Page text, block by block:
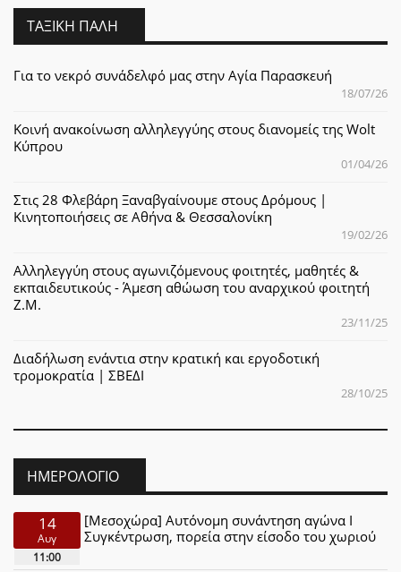
ΤΑΞΙΚΉ ΠΆΛΗ
Για το νεκρό συνάδελφό μας στην Αγία Παρασκευή
18/07/26
Κοινή ανακοίνωση αλληλεγγύης στους διανομείς της Wolt
Κύπρου
01/04/26
Στις 28 Φλεβάρη Ξαναβγαίνουμε στους Δρόμους |
Κινητοποιήσεις σε Αθήνα & Θεσσαλονίκη
19/02/26
Αλληλεγγύη στους αγωνιζόμενους φοιτητές, μαθητές &
εκπαιδευτικούς - Άμεση αθώωση του αναρχικού φοιτητή
Ζ.Μ.
23/11/25
Διαδήλωση ενάντια στην κρατική και εργοδοτική
τρομοκρατία | ΣΒΕΔΙ
28/10/25
ΗΜΕΡΟΛΌΓΙΟ
14
Αυγ
11:00
[Μεσοχώρα] Αυτόνομη συνάντηση αγώνα Ι
Συγκέντρωση, πορεία στην είσοδο του χωριού